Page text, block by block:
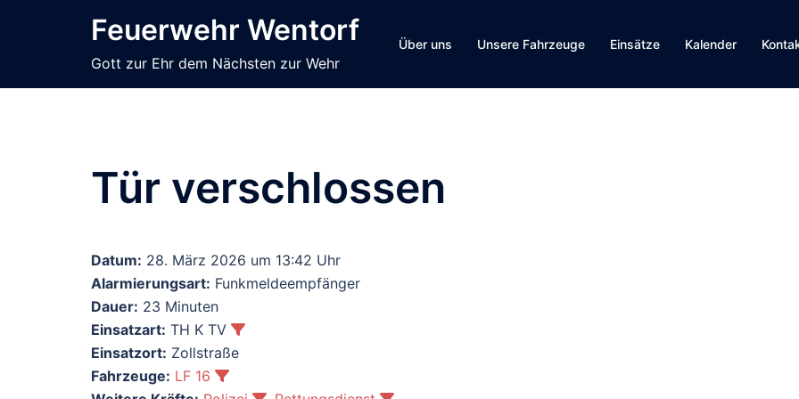
Feuerwehr Wentorf
Gott zur Ehr dem Nächsten zur Wehr
Über uns Unsere Fahrzeuge Einsätze Kalender
Tür verschlossen
Datum: 28. März 2026 um 13:42 Uhr
Alarmierungsart: Funkmeldeempfänger
Dauer: 23 Minuten
Einsatzart: TH K TV
Einsatzort: Zollstraße
Fahrzeuge: LF 16